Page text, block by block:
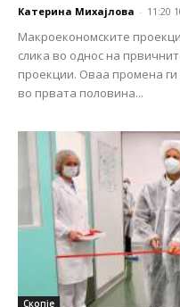
Катерина Михајлова - 11:20
Макроекономските
слика во однос на
проекции. Оваа промена
во првата половина...
Скопје